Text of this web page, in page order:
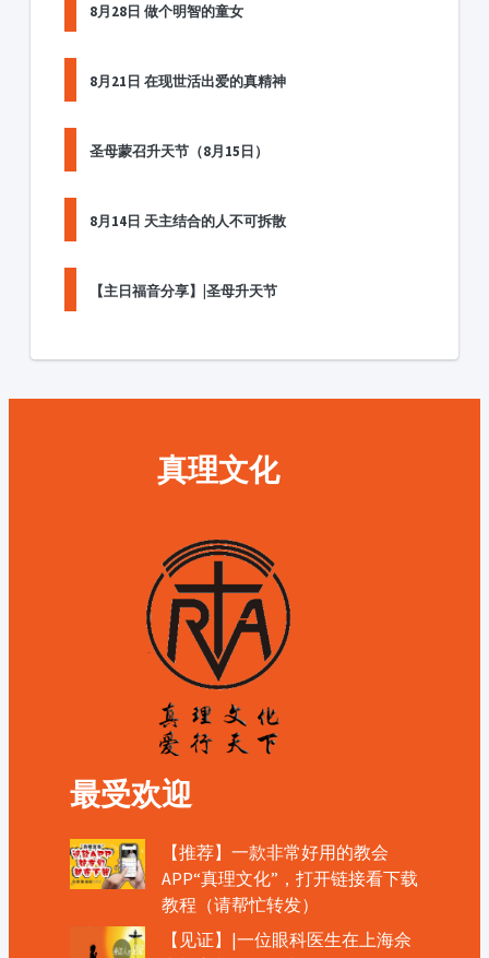
8月28日 做个明智的童女
8月21日 在现世活出爱的真精神
圣母蒙召升天节（8月15日）
8月14日 天主结合的人不可拆散
【主日福音分享】|圣母升天节
真理文化
最受欢迎
【推荐】一款非常好用的教会
APP“真理文化”，打开链接看下载
教程（请帮忙转发）
【见证】|一位眼科医生在上海佘